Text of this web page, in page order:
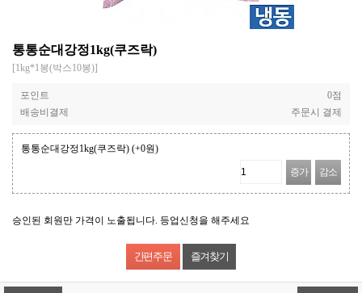
통통순대강정1kg(쿠즈락)
[1kg*1봉(박스10봉)]
포인트
0점
배송비결제
주문시 결제
통통순대강정1kg(쿠즈락) (+0원)
증가 감소
승인된 회원만 가격이 노출됩니다. 등업신청을 해주세요
즐겨찾기